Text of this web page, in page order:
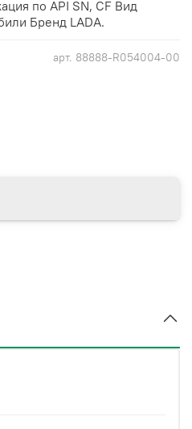
арт. 88888-R054004-00
по API SN, CF Вид
Бренд LADA.